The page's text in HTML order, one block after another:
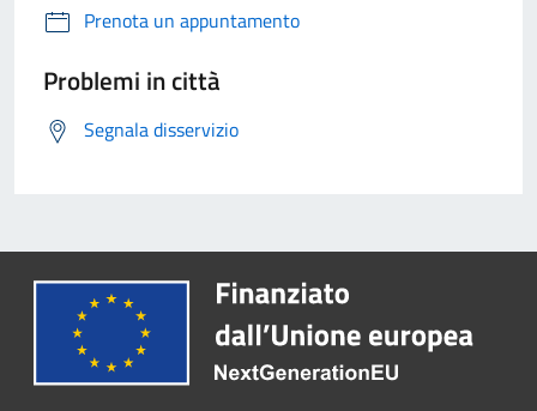
Prenota un appuntamento
Problemi in città
Segnala disservizio